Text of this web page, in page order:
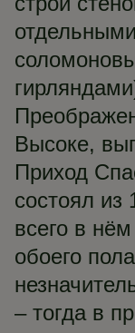
Высоке,
Приход
состоял из
всего в
обоего
– тогда в